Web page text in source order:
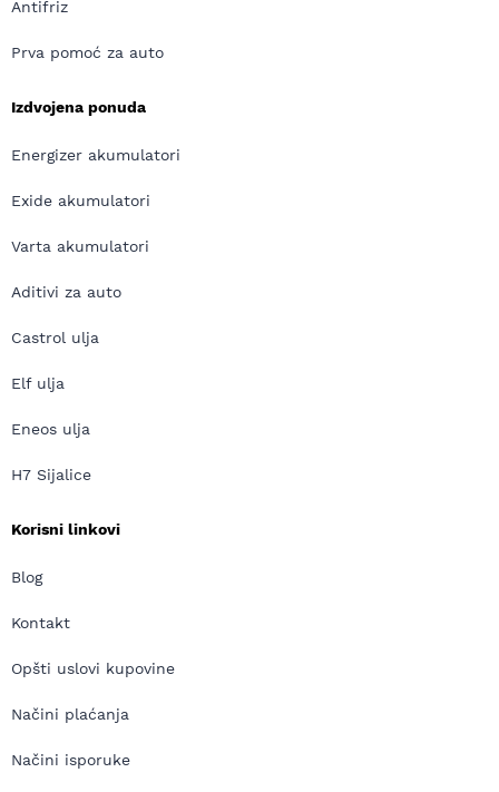
Antifriz
Prva pomoć za auto
Izdvojena ponuda
Energizer akumulatori
Exide akumulatori
Varta akumulatori
Aditivi za auto
Castrol ulja
Elf ulja
Eneos ulja
H7 Sijalice
Korisni linkovi
Blog
Kontakt
Opšti uslovi kupovine
Načini plaćanja
Načini isporuke